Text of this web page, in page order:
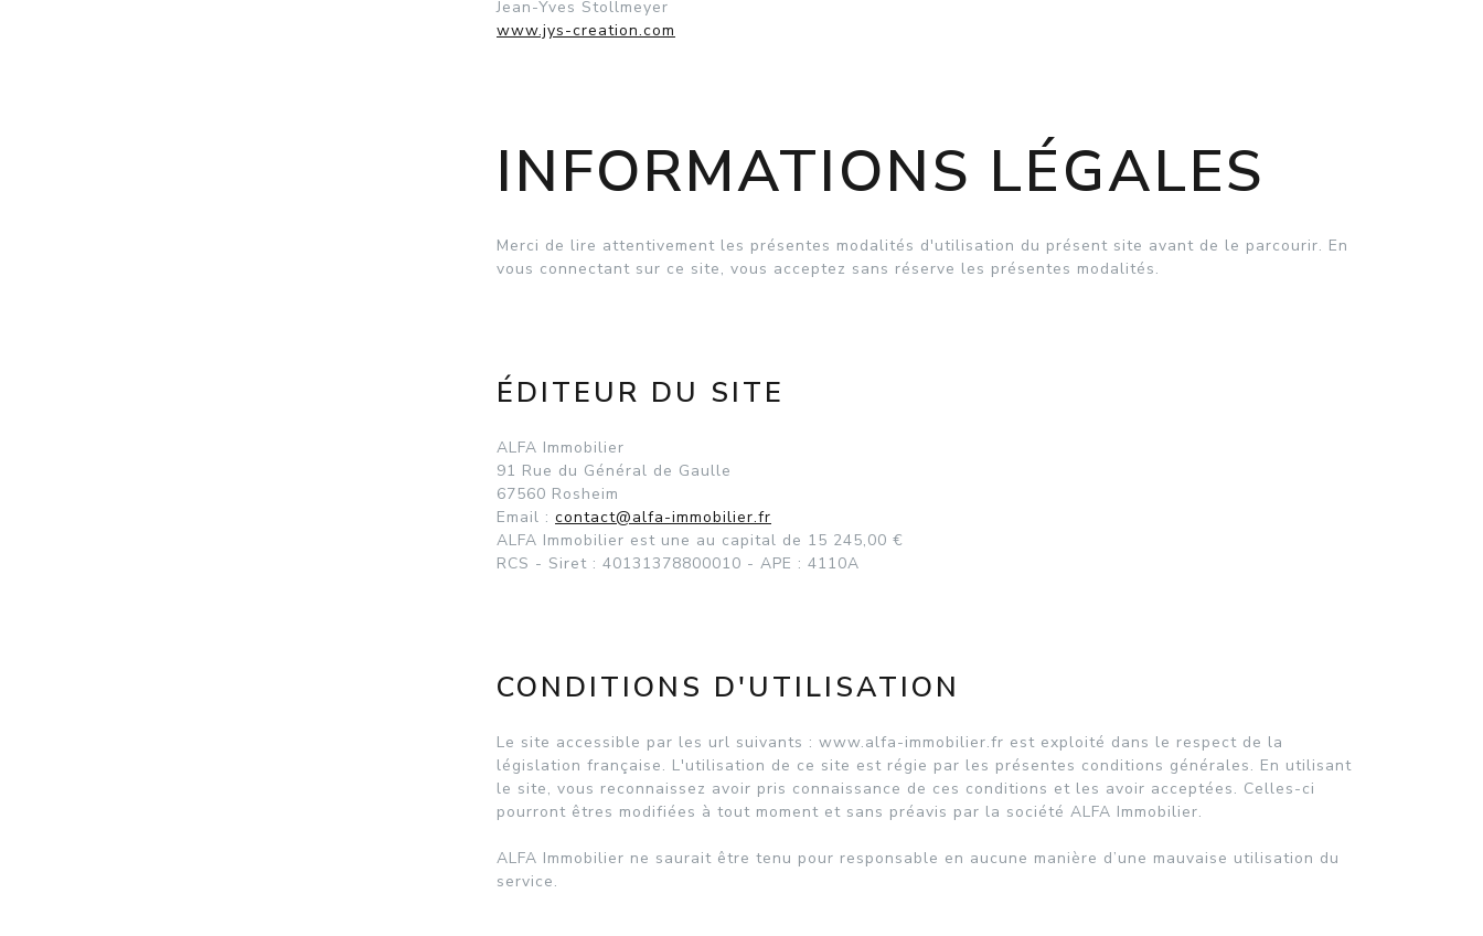
Jean-Yves Stollmeyer
www.jys-creation.com
INFORMATIONS LÉGALES
Merci de lire attentivement les présentes modalités d'utilisation du présent site avant de le parcourir. En
vous connectant sur ce site, vous acceptez sans réserve les présentes modalités.
ÉDITEUR DU SITE
ALFA Immobilier
91 Rue du Général de Gaulle
67560 Rosheim
Email : contact@alfa-immobilier.fr
ALFA Immobilier est une au capital de 15 245,00 €
RCS - Siret : 40131378800010 - APE : 4110A
CONDITIONS D'UTILISATION
Le site accessible par les url suivants : www.alfa-immobilier.fr est exploité dans le respect de la
législation française. L'utilisation de ce site est régie par les présentes conditions générales. En utilisant
le site, vous reconnaissez avoir pris connaissance de ces conditions et les avoir acceptées. Celles-ci
pourront êtres modifiées à tout moment et sans préavis par la société ALFA Immobilier.
ALFA Immobilier ne saurait être tenu pour responsable en aucune manière d’une mauvaise utilisation du
service.